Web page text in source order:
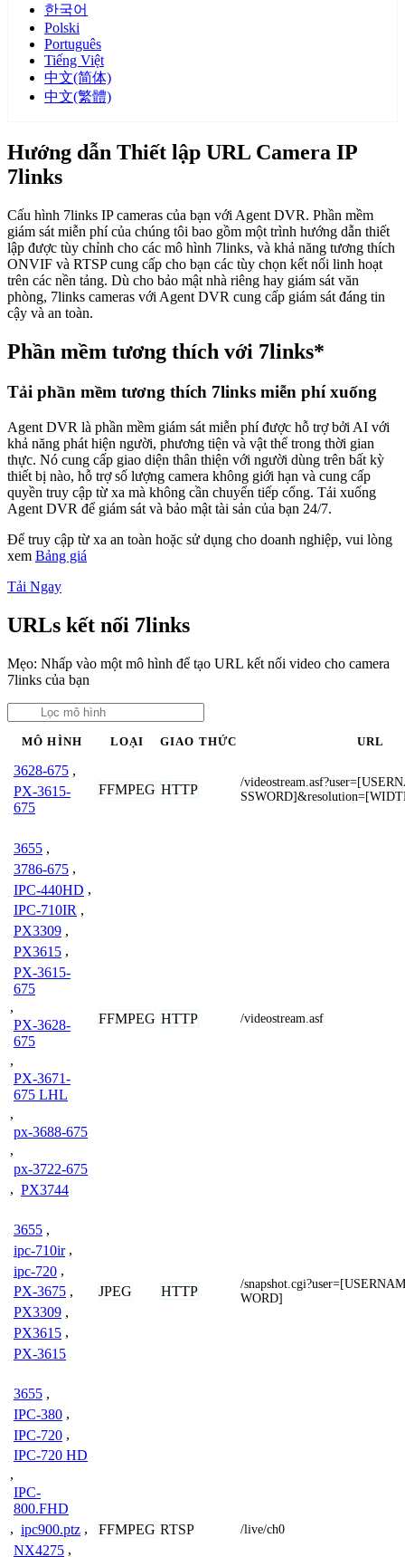
한국어
Polski
Português
Tiếng Việt
中文(简体)
中文(繁體)
Hướng dẫn Thiết lập URL Camera IP
7links
Cấu hình 7links IP cameras của bạn với Agent DVR. Phần mềm
giám sát miễn phí của chúng tôi bao gồm một trình hướng dẫn thiết
lập được tùy chỉnh cho các mô hình 7links, và khả năng tương thích
ONVIF và RTSP cung cấp cho bạn các tùy chọn kết nối linh hoạt
trên các nền tảng. Dù cho bảo mật nhà riêng hay giám sát văn
phòng, 7links cameras với Agent DVR cung cấp giám sát đáng tin
cậy và an toàn.
Phần mềm tương thích với 7links*
Tải phần mềm tương thích 7links miễn phí xuống
Agent DVR là phần mềm giám sát miễn phí được hỗ trợ bởi AI với
khả năng phát hiện người, phương tiện và vật thể trong thời gian
thực. Nó cung cấp giao diện thân thiện với người dùng trên bất kỳ
thiết bị nào, hỗ trợ số lượng camera không giới hạn và cung cấp
quyền truy cập từ xa mà không cần chuyển tiếp cổng. Tải xuống
Agent DVR để giám sát và bảo mật tài sản của bạn 24/7.
Để truy cập từ xa an toàn hoặc sử dụng cho doanh nghiệp, vui lòng
xem Bảng giá
Tải Ngay
URLs kết nối 7links
Mẹo: Nhấp vào một mô hình để tạo URL kết nối video cho camera
7links của bạn
MÔ HÌNH LOẠI GIAO THỨC URL
3628-675 ,
PX-3615-
675
FFMPEG HTTP
/
3655 ,
3786-675 ,
IPC-440HD ,
IPC-710IR ,
PX3309 ,
PX3615 ,
PX-3615-
675
,
PX-3628-
675
,
PX-3671-
675 LHL
,
px-3688-675
,
px-3722-675
, PX3744
FFMPEG HTTP /videostream.asf
3655 ,
ipc-710ir ,
ipc-720 ,
PX-3675 ,
PX3309 ,
PX3615 ,
PX-3615
JPEG HTTP
/
WORD]
3655 ,
IPC-380 ,
IPC-720 ,
IPC-720 HD
,
IPC-
800.FHD
, ipc900.ptz ,
NX4275 ,
FFMPEG RTSP /live/ch0